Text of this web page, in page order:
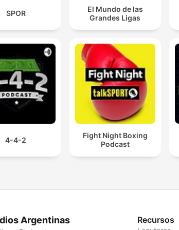
SPOR
El Mundo de las
Grandes Ligas
4-4-2
Fight Night Boxing
Podcast
Argentinas Recursos